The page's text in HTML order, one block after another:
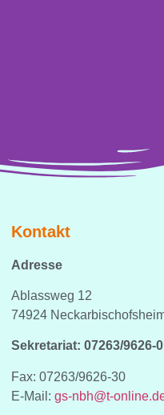
Kontakt
Adresse
Ablassweg 12
74924
Sekretariat: 07263/9626-0
Fax: 07263/9626-30
E-Mail:gs-nbh@t-